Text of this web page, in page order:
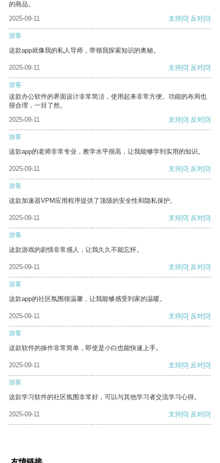
的商品。
2025-09-11
支持[0] 反对[0]
游客
这款app就像我的私人导师，带领我探索知识的奥秘。
2025-09-11 支持[0] 反对[0]
游客
这款办公软件的界面设计非常简洁，使用起来非常方便。功能的布局也
很合理，一目了然。
2025-09-11
支持[0] 反对[0]
游客
这款app的老师非常专业，教学水平很高，让我能够学到实用的知识。
2025-09-11 支持[0] 反对[0]
游客
这款加速器VPM应用程序提供了顶级的安全性和隐私保护。
2025-09-11 支持[0] 反对[0]
游客
这款游戏的剧情非常感人，让我久久不能忘怀。
2025-09-11 支持[0] 反对[0]
游客
这款app的社区氛围很温馨，让我能够感受到家的温暖。
2025-09-11 支持[0] 反对[0]
游客
这款软件的操作非常简单，即使是小白也能快速上手。
2025-09-11 支持[0] 反对[0]
游客
这款学习软件的社区氛围非常好，可以与其他学习者交流学习心得。
2025-09-11 支持[0] 反对[0]